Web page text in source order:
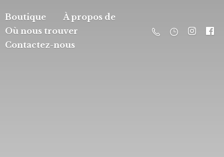
Boutique
À propos de
Où nous trouver
Contactez-nous